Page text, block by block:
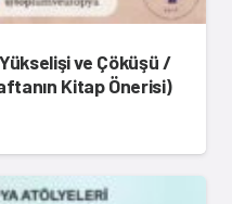
ve Çöküşü /
Kitap Önerisi)